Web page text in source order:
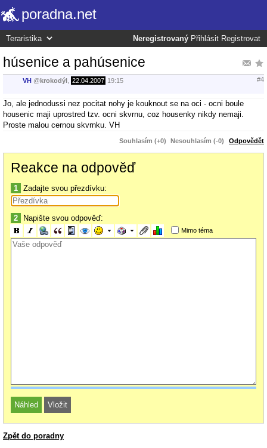
poradna.net
Neregistrovaný Přihlásit Registrovat
húsenice a pahúsenice
VH @krokodýl 22.04.2007 19:15 #4
Jo, ale jednodussi nez pocitat nohy je kouknout se na oci - ocni boule
housenic maji uprostred tzv. ocni skvrnu, coz housenky nikdy nemaji.
Proste malou cernou skvrnku. VH
Souhlasím (+0) Nesouhlasím (-0) Odpovědět
Reakce na odpověď
1 Zadajte svou přezdívku:
2 Napište svou odpověď:
Mimo téma
Zpět do poradny